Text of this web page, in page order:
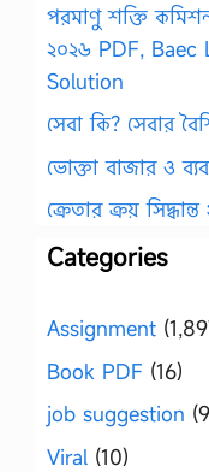
পরমাণু শক্তি কমিশন
২০২৬ PDF,
Solution
সেবা কি? সেবার
ভোক্তা বাজার ও
ক্রেতার ক্রয়
Categories
Assignment
Book PDF (16)
job suggestion
Viral (10)